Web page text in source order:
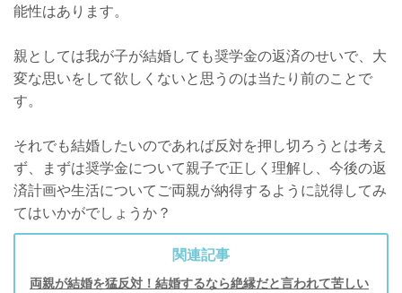
能性はあります。
親としては我が子が結婚しても奨学金の返済のせいで、大
変な思いをして欲しくないと思うのは当たり前のことで
す。
それでも結婚したいのであれば反対を押し切ろうとは考え
ず、まずは奨学金について親子で正しく理解し、今後の返
済計画や生活についてご両親が納得するように説得してみ
てはいかがでしょうか？
関連記事
両親が結婚を猛反対！結婚するなら絶縁だと言われて苦しい